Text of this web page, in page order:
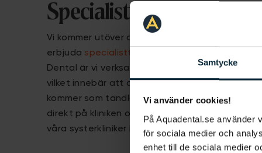
Samtycke
Vi använder cookies!
På Aquadental.se använder
för sociala medier och
enhet till de sociala medier
Specialisttandvård
Vi kommer utöver allmäntandvård och akut
erbjuda specialisttandvård
Dental är vi verksamma inom alla
vilket innebär att du slipper bli remitterad
kommer som tandläkare i Karlastaden att
direkt på kliniken och har, om remisser krävs,
våra systerkliniker i Göteborg.